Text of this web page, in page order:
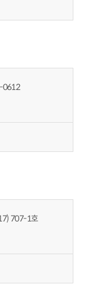
0612
707-1호